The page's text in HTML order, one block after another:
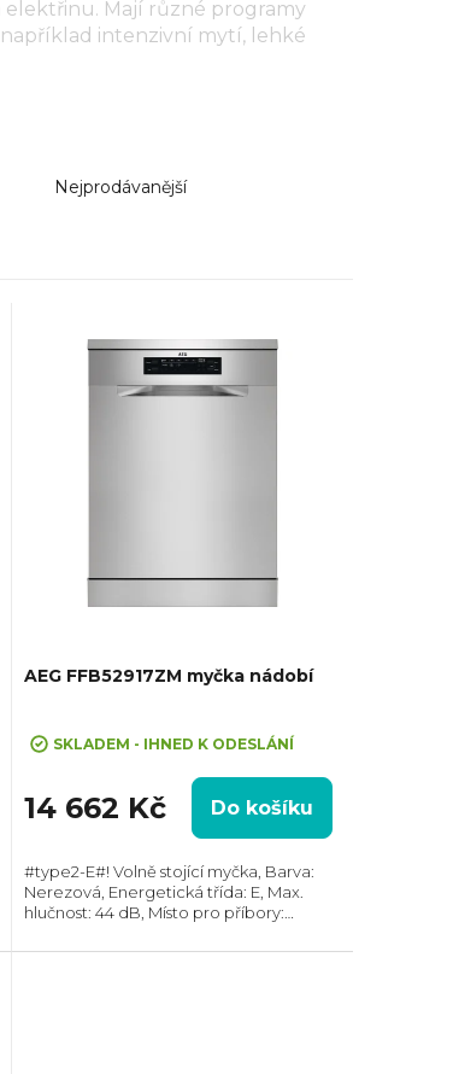
Mají různé programy
intenzivní mytí, lehké
Nejprodávanější
AEG FFB52917ZM myčka nádobí
SKLADEM - IHNED K ODESLÁNÍ
14 662 Kč Do košíku
#type2-E#! Volně stojící myčka, Barva:
Nerezová, Energetická třída: E, Max.
hlučnost: 44 dB, Místo pro příbory:
Počet programů: 8, Spotřeba vody na